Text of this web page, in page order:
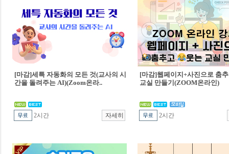
[마감]세특 자동화의 모든 것(교사의 시
간을 돌려주는 AI)(Zoom온라..
2시간
[마감]웹페이지+사진으로 춤
교실 만들기(ZOOM온라인)
2시간